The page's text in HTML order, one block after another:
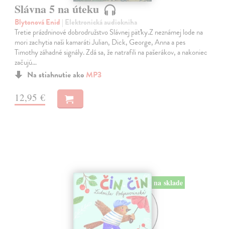
Slávna 5 na úteku
Blytonová Enid | Elektronická audiokniha
Tretie prázdninové dobrodružstvo Slávnej päťky.Z neznámej lode na
mori zachytia naši kamaráti Julian, Dick, George, Anna a pes
Timothy záhadné signály. Zdá sa, že natrafili na pašerákov, a nakoniec
začujú…
Na stiahnutie ako MP3
12,95 €
na sklade